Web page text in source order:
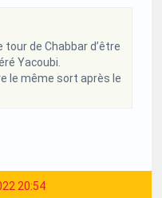
tour de Chabbar d’être
Yacoubi.
le même sort après le
20:54